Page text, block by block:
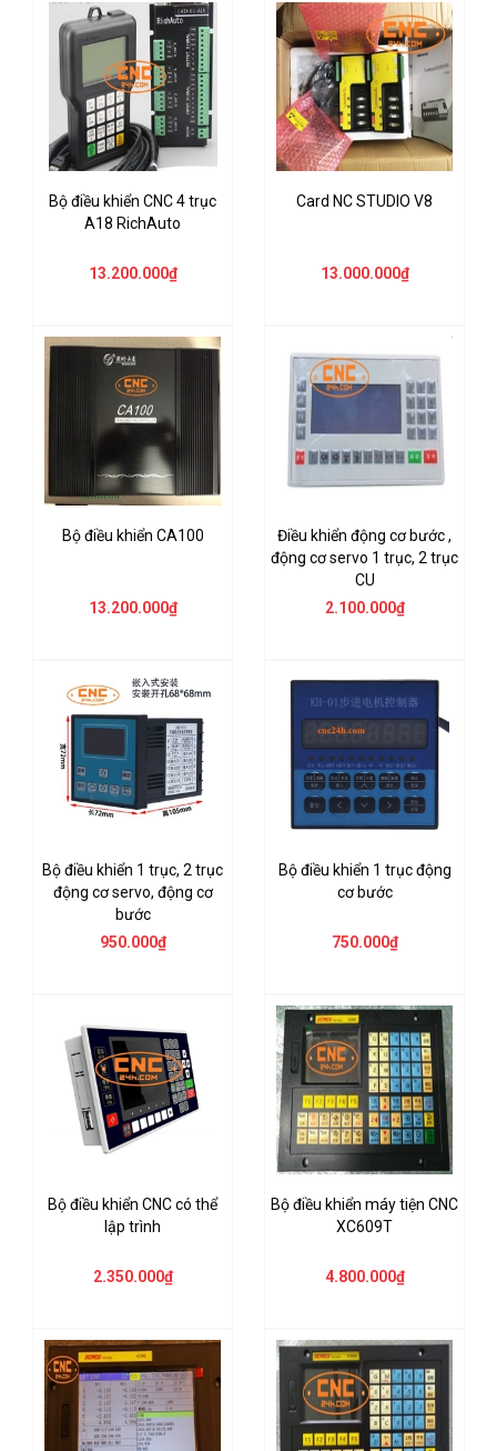
Bộ điều khiển CNC 4 trục
A18 RichAuto
13.200.000₫
Card NC STUDIO V8
13.000.000₫
Bộ điều khiển CA100
13.200.000₫
Điều khiển động cơ bước ,
động cơ servo 1 trục, 2 trục
CU
2.100.000₫
Bộ điều khiển 1 trục, 2 trục
động cơ servo, động cơ
bước
950.000₫
Bộ điều khiển 1 trục động
cơ bước
750.000₫
Bộ điều khiển CNC có thể
lập trình
2.350.000₫
Bộ điều khiển máy tiện CNC
XC609T
4.800.000₫